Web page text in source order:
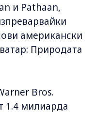
и Pathaan,
американски
Природата
Bros.
1.4 милиарда